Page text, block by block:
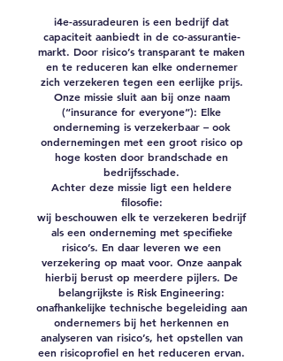
i4e-assuradeuren is een bedrijf dat
capaciteit aanbiedt in de co-assurantie-
markt. Door risico’s transparant te maken
en te reduceren kan elke ondernemer
zich verzekeren tegen een eerlijke prijs.
Onze missie sluit aan bij onze naam
(“insurance for everyone”): Elke
onderneming is verzekerbaar – ook
ondernemingen met een groot risico op
hoge kosten door brandschade en
bedrijfsschade.
Achter deze missie ligt een heldere
filosofie:
wij beschouwen elk te verzekeren bedrijf
als een onderneming met specifieke
risico’s. En daar leveren we een
verzekering op maat voor. Onze aanpak
hierbij berust op meerdere pijlers. De
belangrijkste is Risk Engineering:
onafhankelijke technische begeleiding aan
ondernemers bij het herkennen en
analyseren van risico’s, het opstellen van
een risicoprofiel en het reduceren ervan.